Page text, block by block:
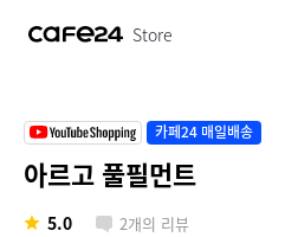
Store
카페24 매일배송
아르고 풀필먼트
5.0 2개의 리뷰